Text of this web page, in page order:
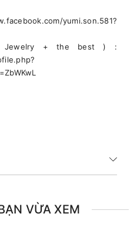
yumi.son.581?
Jewelry + the best ) :
VỪA XEM